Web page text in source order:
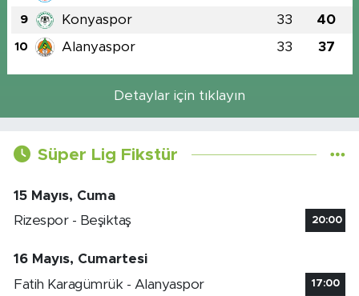
9 Konyaspor 33 40
10 Alanyaspor 33 37
Detaylar için tıklayın
Süper Lig Fikstür
15 Mayıs, Cuma
Rizespor - Beşiktaş
20:00
16 Mayıs, Cumartesi
Fatih Karagümrük - Alanyaspor
17:00